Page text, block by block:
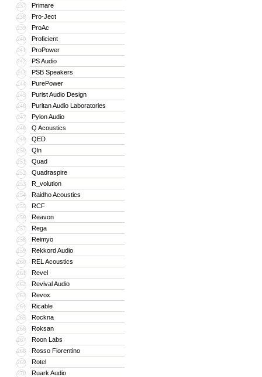
237 Primare
238 Pro-Ject
239 ProAc
240 Proficient
241 ProPower
242 PS Audio
243 PSB Speakers
244 PurePower
245 Purist Audio Design
246 Puritan Audio Laboratories
247 Pylon Audio
248 Q Acoustics
249 QED
250 Qln
251 Quad
252 Quadraspire
253 R_volution
254 Raidho Acoustics
255 RCF
256 Reavon
257 Rega
258 Reimyo
259 Rekkord Audio
260 REL Acoustics
261 Revel
262 Revival Audio
263 Revox
264 Ricable
265 Rockna
266 Roksan
267 Roon Labs
268 Rosso Fiorentino
269 Rotel
270 Ruark Audio